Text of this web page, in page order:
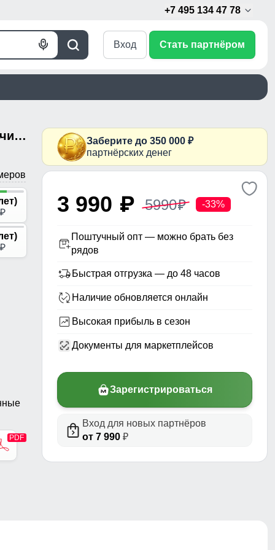
+7 495 134 47 78
Поиск
Голосовой
Вход Стать партнёром
Горнолыжный костюм для мальчика оранжевого цвета 9317O
p
p
Заберите до 350 000 ₽
партнёрских денег
3 990 p 5990p -33%
Поштучный опт — можно брать без
рядов
Быстрая отгрузка — до 48 часов
Наличие обновляется онлайн
Высокая прибыль в сезон
Документы для маркетплейсов
Зарегистрироваться
Вход для новых партнёров
от 7 990 ₽